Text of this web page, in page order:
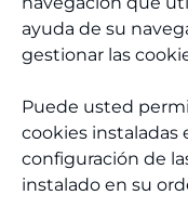
ayuda de su
gestionar las
Puede usted
cookies instaladas
configuración de
instalado en su